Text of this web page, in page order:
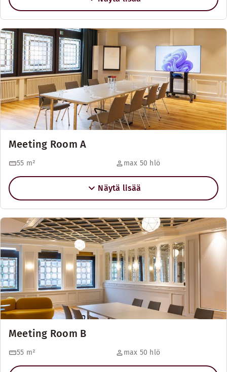
Meeting Room A
55 m² max 50 hlö
Näytä lisää
Meeting Room B
55 m² max 50 hlö